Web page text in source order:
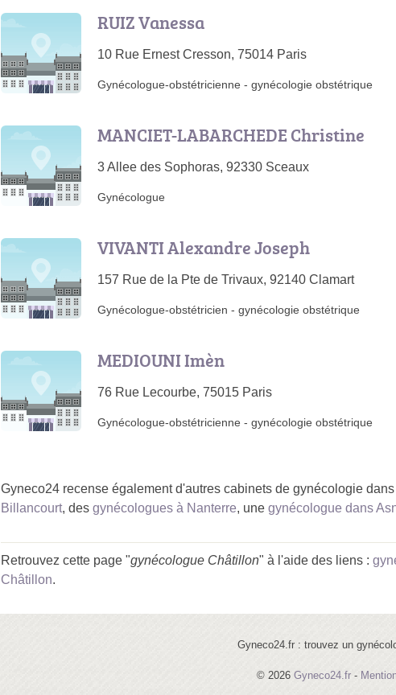
RUIZ Vanessa
10 Rue Ernest Cresson, 75014 Paris
Gynécologue-obstétricienne - gynécologie obstétrique
MANCIET-LABARCHEDE Christine
3 Allee des Sophoras, 92330 Sceaux
Gynécologue
VIVANTI Alexandre Joseph
157 Rue de la Pte de Trivaux, 92140 Clamart
Gynécologue-obstétricien - gynécologie obstétrique
MEDIOUNI Imèn
76 Rue Lecourbe, 75015 Paris
Gynécologue-obstétricienne - gynécologie obstétrique
Gyneco24 recense également d'autres cabinets de gynécologie
Billancourt, des gynécologues à Nanterre, une gynécologue dans
Retrouvez cette page "gynécologue Châtillon" à l'aide des liens :
Châtillon.
Gyneco24.fr : trouvez un
© 2026 Gyneco24.fr -